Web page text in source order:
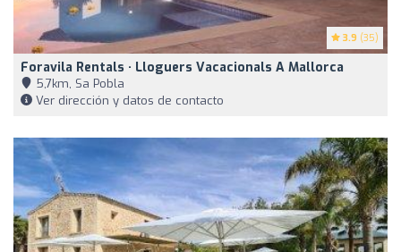
3.9 (35)
Foravila Rentals · Lloguers Vacacionals A Mallorca
5,7km, Sa Pobla
Ver dirección y datos de contacto